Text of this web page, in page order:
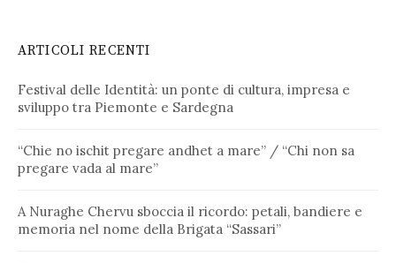
ARTICOLI RECENTI
Festival delle Identità: un ponte di cultura, impresa e
sviluppo tra Piemonte e Sardegna
“Chie no ischit pregare andhet a mare” / “Chi non sa
pregare vada al mare”
A Nuraghe Chervu sboccia il ricordo: petali, bandiere e
memoria nel nome della Brigata “Sassari”